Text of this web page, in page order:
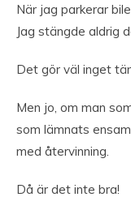
När jag parkerar
Jag stängde aldrig
Det gör väl inget
Men jo, om man
som lämnats
med återvinning.
Då är det inte bra!